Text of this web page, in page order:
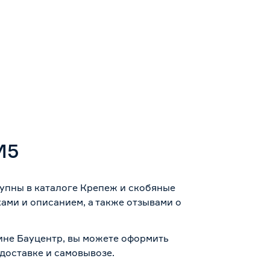
в каталоге Крепеж и скобяные
и описанием, а также отзывами о
Бауцентр, вы можете оформить
доставке и самовывозе.